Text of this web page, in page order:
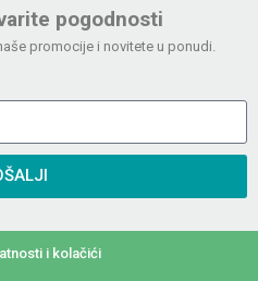
pogodnosti
promocije i novitete u ponudi.
i kolačići